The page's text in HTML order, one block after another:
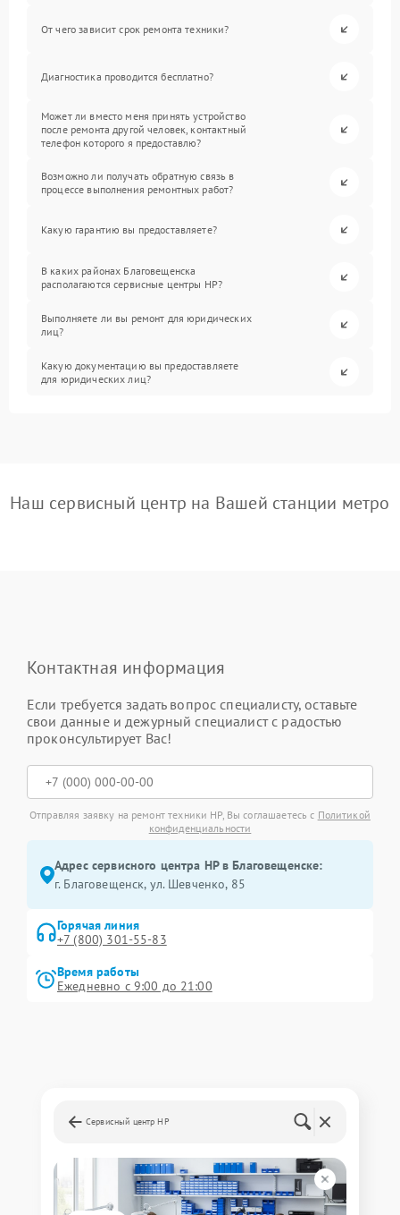
От чего зависит срок ремонта техники?
Диагностика проводится бесплатно?
Может ли вместо меня принять устройство
после ремонта другой человек, контактный
телефон которого я предоставлю?
Возможно ли получать обратную связь в
процессе выполнения ремонтных работ?
Какую гарантию вы предоставляете?
В каких районах Благовещенска
располагаются сервисные центры HP?
Выполняете ли вы ремонт для юридических
лиц?
Какую документацию вы предоставляете
для юридических лиц?
Наш сервисный центр на Вашей станции метро
Контактная информация
Если требуется задать вопрос специалисту, оставьте
свои данные и дежурный специалист с радостью
проконсультирует Вас!
Отправляя заявку на ремонт техники HP, Вы соглашаетесь с Политикой
конфиденциальности
Адрес сервисного центра HP в Благовещенске:
г. Благовещенск, ул. Шевченко, 85
Горячая линия
+7 (800) 301-55-83
Время работы
Ежедневно с 9:00 до 21:00
Сервисный центр HP